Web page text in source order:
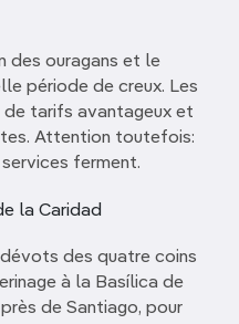
des ouragans et le
période de creux. Les
tarifs avantageux et
Attention toutefois:
ferment.
la Caridad
des quatre coins
à la Basílica de
de Santiago, pour